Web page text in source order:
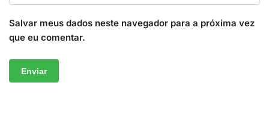
Salvar meus dados neste navegador para a próxima vez
que eu comentar.